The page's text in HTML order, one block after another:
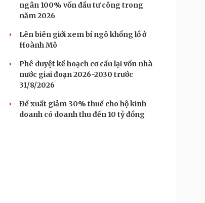
ngân 100% vốn đầu tư công trong
năm 2026
Lên biên giới xem bí ngô khổng lồ ở
Hoành Mô
Phê duyệt kế hoạch cơ cấu lại vốn nhà
nước giai đoạn 2026-2030 trước
31/8/2026
Đề xuất giảm 30% thuế cho hộ kinh
doanh có doanh thu đến 10 tỷ đồng